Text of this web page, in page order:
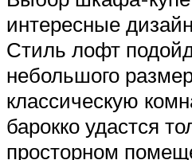
интересные
Стиль лофт
небольшого
классическую
барокко удастся
просторном